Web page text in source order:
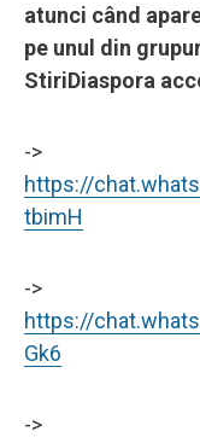
atunci când
pe unul din
StiriDiaspora
->
https://
tbimH
->
https://
Gk6
->